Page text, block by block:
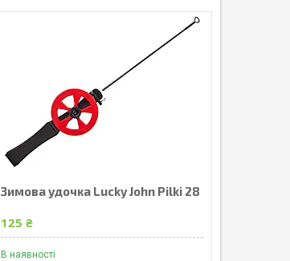
Зимова удочка Lucky John Pilki 28
125 ₴
В наявності